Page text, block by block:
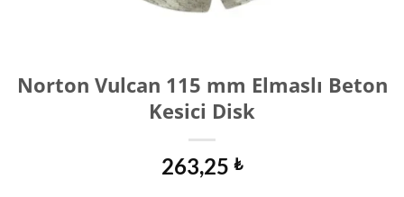
Norton Vulcan 115 mm Elmaslı Beton
Kesici Disk
263,25 ₺